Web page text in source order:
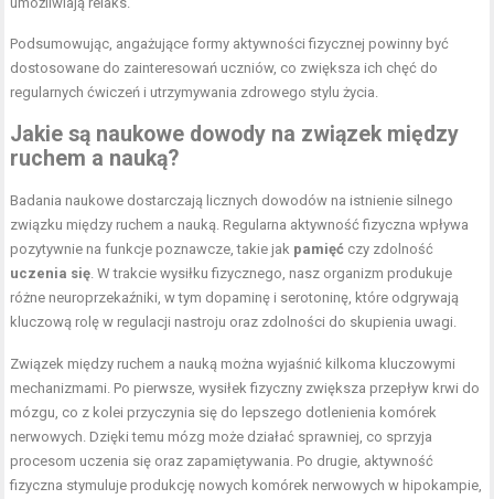
Podsumowując, angażujące formy aktywności fizycznej powinny być
dostosowane do zainteresowań uczniów, co zwiększa ich chęć do
regularnych ćwiczeń i utrzymywania zdrowego stylu życia.
Jakie są naukowe dowody na związek między
ruchem a nauką?
Badania naukowe dostarczają licznych dowodów na istnienie silnego
związku między ruchem a nauką. Regularna aktywność fizyczna wpływa
pozytywnie na funkcje poznawcze, takie jak pamięć czy zdolność
uczenia się . W trakcie wysiłku fizycznego, nasz organizm produkuje
różne neuroprzekaźniki, w tym dopaminę i serotoninę, które odgrywają
kluczową rolę w regulacji nastroju oraz zdolności do skupienia uwagi.
Związek między ruchem a nauką można wyjaśnić kilkoma kluczowymi
mechanizmami. Po pierwsze, wysiłek fizyczny zwiększa przepływ krwi do
mózgu, co z kolei przyczynia się do lepszego dotlenienia komórek
nerwowych. Dzięki temu mózg może działać sprawniej, co sprzyja
procesom uczenia się oraz zapamiętywania. Po drugie, aktywność
fizyczna stymuluje produkcję nowych komórek nerwowych w hipokampie,